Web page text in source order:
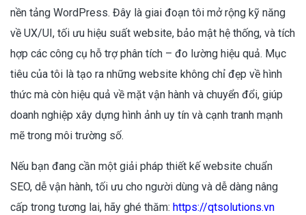
nền tảng WordPress. Đây là giai đoạn tôi mở rộng kỹ năng
về UX/UI, tối ưu hiệu suất website, bảo mật hệ thống, và tích
hợp các công cụ hỗ trợ phân tích – đo lường hiệu quả. Mục
tiêu của tôi là tạo ra những website không chỉ đẹp về hình
thức mà còn hiệu quả về mặt vận hành và chuyển đổi, giúp
doanh nghiệp xây dựng hình ảnh uy tín và cạnh tranh mạnh
mẽ trong môi trường số.
Nếu bạn đang cần một giải pháp thiết kế website chuẩn
SEO, dễ vận hành, tối ưu cho người dùng và dễ dàng nâng
cấp trong tương lai, hãy ghé thăm: https://qtsolutions.vn